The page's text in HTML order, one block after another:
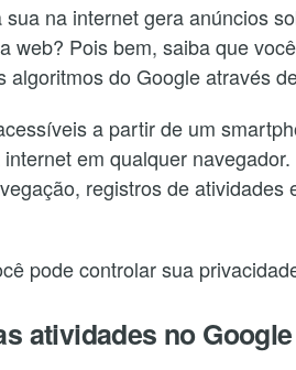
na internet gera anúncios
web? Pois bem, saiba que
algoritmos do Google através
a partir de um
em qualquer
registros de atividades
pode controlar sua
atividades no